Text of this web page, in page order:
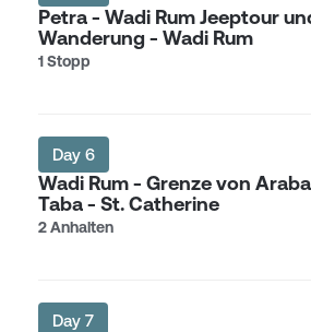
Petra - Wadi Rum Jeeptour
Wanderung - Wadi Rum
1 Stopp
Day 6
Wadi Rum - Grenze von
Taba - St. Catherine
2 Anhalten
Day 7